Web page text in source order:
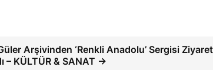
Arşivinden ‘Renkli Anadolu’ Sergisi
– KÜLTÜR & SANAT →